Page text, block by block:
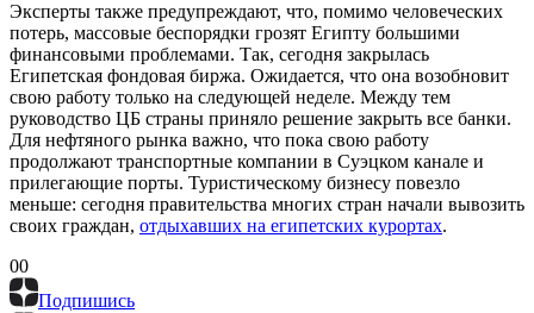
Эксперты также предупреждают, что, помимо человеческих
потерь, массовые беспорядки грозят Египту большими
финансовыми проблемами. Так, сегодня закрылась
Египетская фондовая биржа. Ожидается, что она возобновит
свою работу только на следующей неделе. Между тем
руководство ЦБ страны приняло решение закрыть все банки.
Для нефтяного рынка важно, что пока свою работу
продолжают транспортные компании в Суэцком канале и
прилегающие порты. Туристическому бизнесу повезло
меньше: сегодня правительства многих стран начали вывозить
своих граждан, отдыхавших на египетских курортах.
00
Подпишись